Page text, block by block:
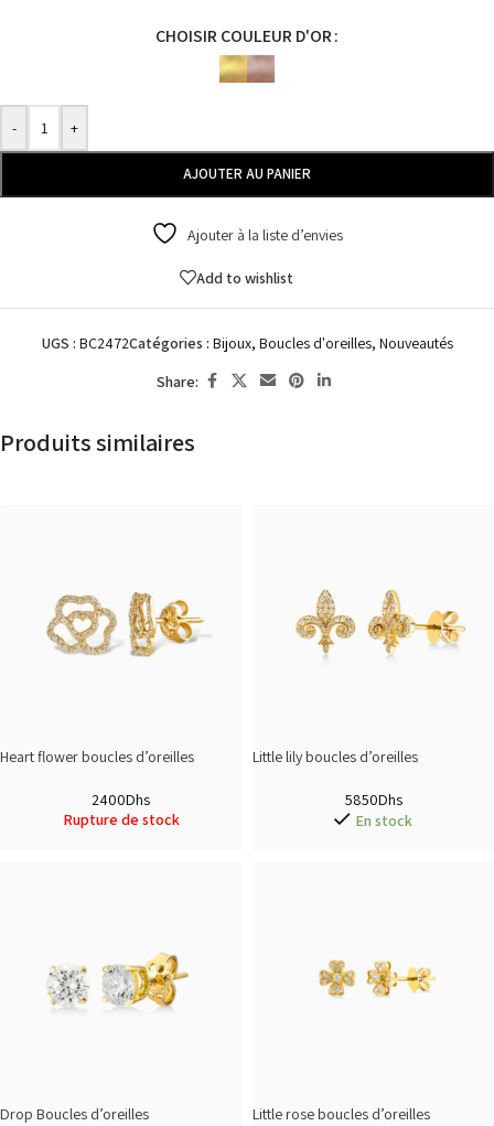
CHOISIR COULEUR D'OR
- +
AJOUTER AU PANIER
Ajouter à la liste d’envies
Add to wishlist
UGS : BC2472Catégories : Bijoux, Boucles d'oreilles, Nouveautés
Share:
Produits similaires
Heart flower boucles d’oreilles
2400Dhs
Rupture de stock
Little lily boucles d’oreilles
5850Dhs
En stock
Drop Boucles d’oreilles Little rose boucles d’oreilles